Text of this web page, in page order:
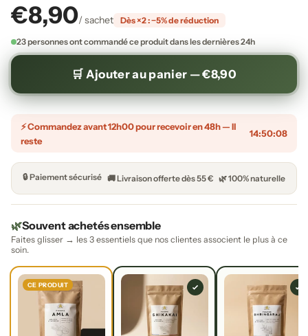
€8,90/ sachet Dès ×2 : −5% de réduction
23 personnes ont commandé ce produit dans les dernières 24h
🛒 Ajouter au panier —€8,90
⚡ Commandez avant 12h00 pour recevoir en 48h — Il
reste
14:50:07
🔒 Paiement sécurisé 🚚 Livraison offerte dès 55 € 🌿 100% naturelle
🌿Souvent achetés ensemble
Faites glisser → les 3 essentiels que nos clientes associent le plus à ce
soin.
CE PRODUIT